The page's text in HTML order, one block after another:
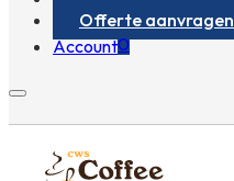
Offerte aanvragen
Account0